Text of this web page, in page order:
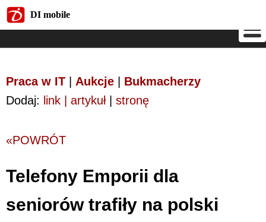
DI mobile
Praca w IT Aukcje
Bukmacherzy
Dodaj: link | artykuł| stronę
«POWRÓT
Telefony Emporii dla
seniorów trafiły na polski
DI mobile